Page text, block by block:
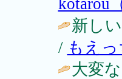
新し
/ もえっ
大変